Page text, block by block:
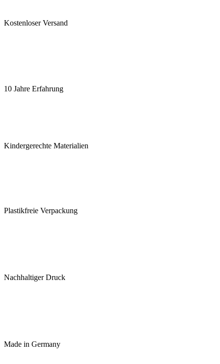
Kostenloser Versand
10 Jahre Erfahrung
Kindergerechte Materialien
Plastikfreie Verpackung
Nachhaltiger Druck
Made in Germany